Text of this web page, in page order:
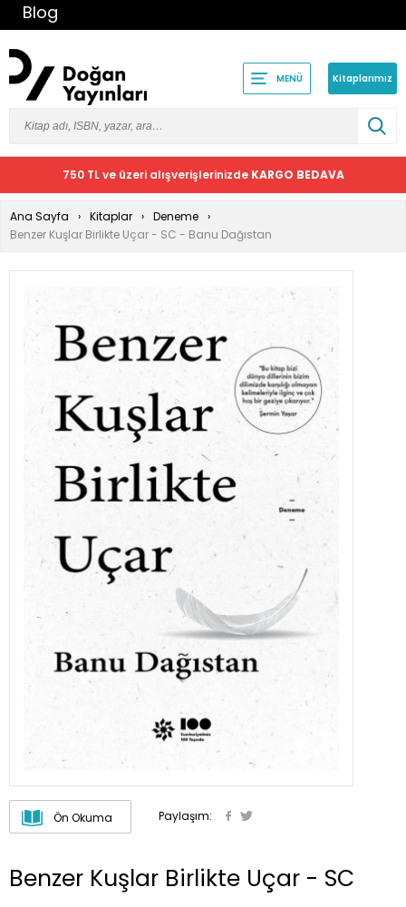
Blog
MENÜ Kitaplarımız
750 TL ve üzeri alışverişlerinizde KARGO BEDAVA
Ana Sayfa Kitaplar
Deneme
Benzer Kuşlar Birlikte Uçar - SC - Banu Dağıstan
Ön Okuma Paylaşım:
Benzer Kuşlar Birlikte Uçar - SC